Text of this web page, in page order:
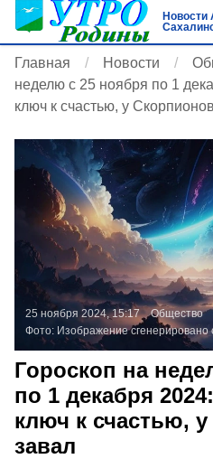
Новости
Главная Новости
неделю с 25 ноября по 1
ключ к счастью, у
25 ноября 2024, 15:17
Общество
Фото: Изображение
Гороскоп на
по 1 декабря
ключ к счастью,
завал